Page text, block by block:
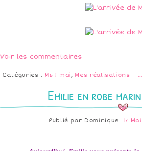
Voir les commentaires
Catégories : M&T mai , Mes réalisations - …
Emilie en robe
Publié par Dominique 17